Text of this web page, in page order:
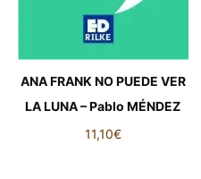
ANA FRANK NO PUEDE VER
LA LUNA – Pablo MÉNDEZ
11,10€